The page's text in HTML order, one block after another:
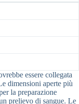
essere collegata
dimensioni aperte più
la preparazione
prelievo di sangue. Le